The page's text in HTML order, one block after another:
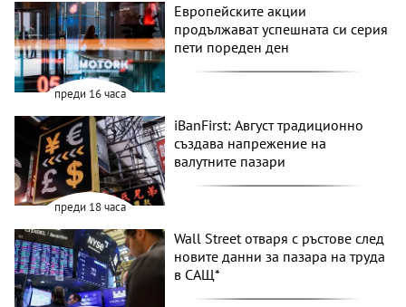
преди 16 часа
Европейските акции
продължават успешната си серия
пети пореден ден
преди 18 часа
iBanFirst: Август традиционно
създава напрежение на
валутните пазари
Wall Street отваря с ръстове след
новите данни за пазара на труда
в САЩ*